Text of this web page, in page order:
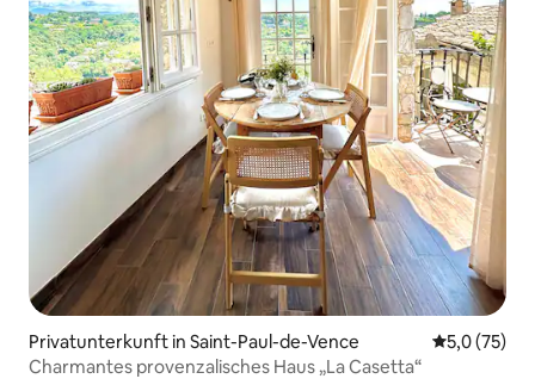
Privatunterkunft in Saint-Paul-de-Vence
5,0 (75)
Charmantes provenzalisches Haus „La Casetta“